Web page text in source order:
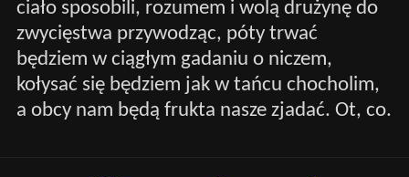
ciało sposobili, rozumem i wolą drużynę do
zwycięstwa przywodząc, póty trwać
będziem w ciągłym gadaniu o niczem,
kołysać się będziem jak w tańcu chocholim,
a obcy nam będą frukta nasze zjadać. Ot, co.